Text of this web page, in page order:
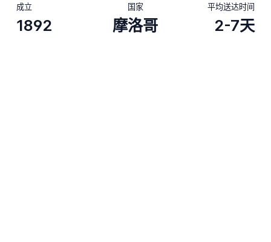
成立
1892
国家
摩洛哥
平均送达时间
2-7天